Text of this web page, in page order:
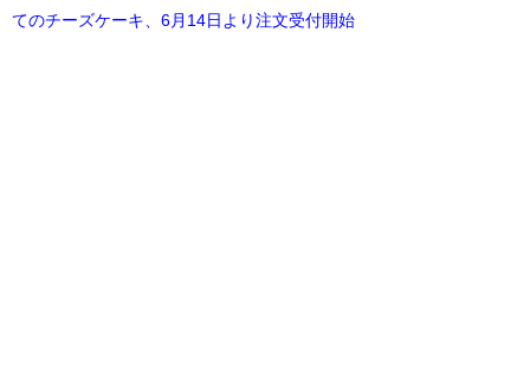
てのチーズケーキ、6月14日より注文受付開始